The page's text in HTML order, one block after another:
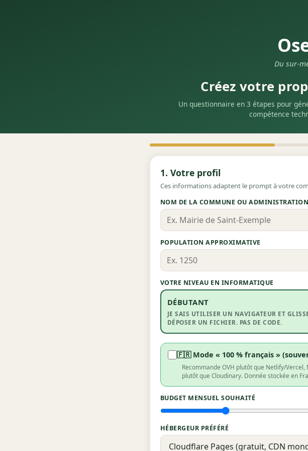
Du sur-
Créez votre
Un questionnaire en 3 étapes pour
compétence
1. Votre profil
Ces informations adaptent le prompt à votre
NOM DE LA COMMUNE OU ADMINISTRATION
POPULATION APPROXIMATIVE
VOTRE NIVEAU EN INFORMATIQUE
DÉBUTANT
JE SAIS UTILISER UN NAVIGATEUR ET
DÉPOSER UN FICHIER. PAS DE CODE.
🇫🇷 Mode « 100 % français »
Recommande OVH plutôt que Netlify/
plutôt que Cloudinary. Donnée stockée en
BUDGET MENSUEL SOUHAITÉ
HÉBERGEUR PRÉFÉRÉ